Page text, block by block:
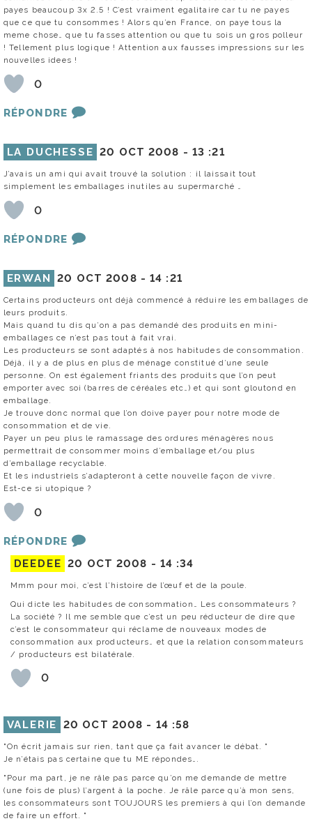
payes beaucoup 3x 2.5 ! C’est vraiment egalitaire car tu ne payes
que ce que tu consommes ! Alors qu’en France, on paye tous la
meme chose… que tu fasses attention ou que tu sois un gros polleur
! Tellement plus logique ! Attention aux fausses impressions sur les
nouvelles idees !
0
RÉPONDRE
LA DUCHESSE 20 OCT 2008 - 13 :21
J’avais un ami qui avait trouvé la solution : il laissait tout
simplement les emballages inutiles au supermarché …
0
RÉPONDRE
ERWAN 20 OCT 2008 -14 :21
Certains producteurs ont déjà commencé à réduire les emballages de
leurs produits.
Mais quand tu dis qu’on a pas demandé des produits en mini-
emballages ce n’est pas tout à fait vrai.
Les producteurs se sont adaptés à nos habitudes de consommation.
Déjà, il y a de plus en plus de ménage constitué d’une seule
personne. On est également friants des produits que l’on peut
emporter avec soi (barres de céréales etc…) et qui sont gloutond en
emballage.
Je trouve donc normal que l’on doive payer pour notre mode de
consommation et de vie.
Payer un peu plus le ramassage des ordures ménagères nous
permettrait de consommer moins d’emballage et/ou plus
d’emballage recyclable.
Et les industriels s’adapteront à cette nouvelle façon de vivre.
Est-ce si utopique ?
0
RÉPONDRE
DEEDEE 20 OCT 2008 - 14 :34
Mmm pour moi, c’est l’histoire de l’œuf et de la poule.
Qui dicte les habitudes de consommation… Les consommateurs ?
La société ? Il me semble que c’est un peu réducteur de dire que
c’est le consommateur qui réclame de nouveaux modes de
consommation aux producteurs… et que la relation consommateurs
/ producteurs est bilatérale.
0
VALERIE 20 OCT 2008 - 14 :58
"On écrit jamais sur rien, tant que ça fait avancer le débat. "
Je n’étais pas certaine que tu ME répondes….
"Pour ma part, je ne râle pas parce qu’on me demande de mettre
(une fois de plus) l’argent à la poche. Je râle parce qu’à mon sens,
les consommateurs sont TOUJOURS les premiers à qui l’on demande
de faire un effort. "